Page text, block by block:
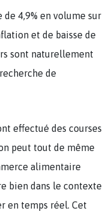
de 4,9% en volume sur
et de baisse de
sont naturellement
de
effectué des courses
peut tout de même
alimentaire
bien dans le contexte
en temps réel. Cet